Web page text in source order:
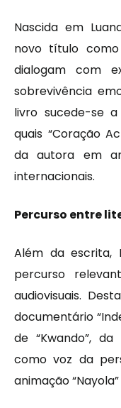
Nascida em
novo título
dialogam com
sobrevivência
livro sucede-se
quais “Coração
da autora em
internacionais.
Percurso entre
Além da escrita,
percurso
audiovisuais.
documentário
de “Kwando”,
como voz da
animação